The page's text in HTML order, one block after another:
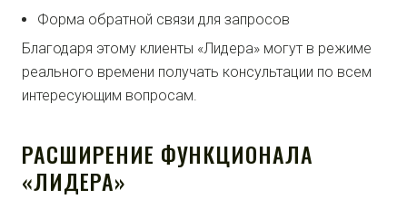
Форма обратной связи для запросов
Благодаря этому клиенты «Лидера» могут в режиме
реального времени получать консультации по всем
интересующим вопросам.
РАСШИРЕНИЕ ФУНКЦИОНАЛА
«ЛИДЕРА»